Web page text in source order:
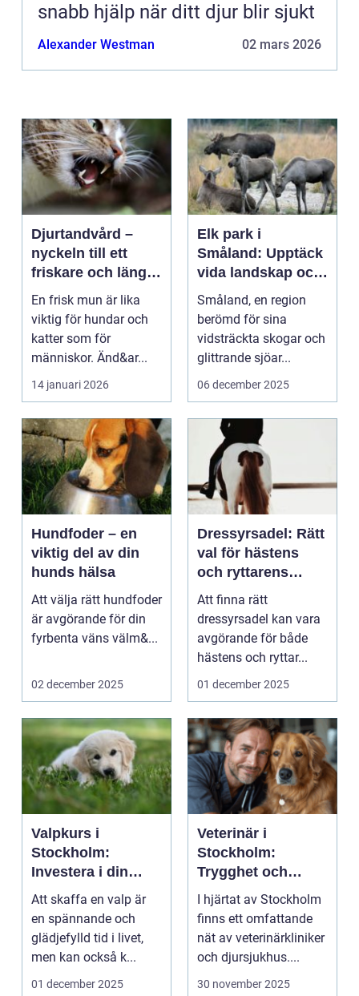
snabb hjälp när ditt djur blir sjukt
Alexander Westman 02 mars 2026
Djurtandvård –
nyckeln till ett
friskare och längre
liv för hund och
katt
En frisk mun är lika
viktig för hundar och
katter som för
människor. Änd&ar...
14 januari 2026
Elk park i
Småland: Upptäck
vida landskap och
majestätiska älgar
Småland, en region
berömd för sina
vidsträckta skogar och
glittrande sjöar...
06 december 2025
Hundfoder – en
viktig del av din
hunds hälsa
Att välja rätt hundfoder
är avgörande för din
fyrbenta väns välm&...
02 december 2025
Dressyrsadel: Rätt
val för hästens
och ryttarens
perfekta balans
Att finna rätt
dressyrsadel kan vara
avgörande för både
hästens och ryttar...
01 december 2025
Valpkurs i
Stockholm:
Investera i din
valps framtid
Att skaffa en valp är
en spännande och
glädjefylld tid i livet,
men kan också k...
01 december 2025
Veterinär i
Stockholm:
Trygghet och
kvalitet för din
fyrbenta vän
I hjärtat av Stockholm
finns ett omfattande
nät av veterinärkliniker
och djursjukhus....
30 november 2025